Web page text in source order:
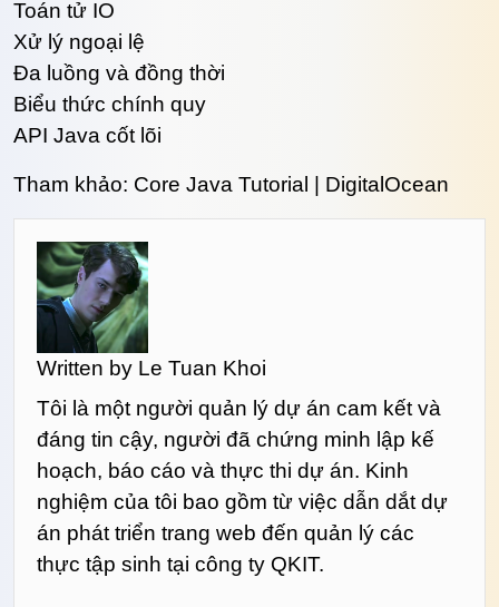
Toán tử IO
Xử lý ngoại lệ
Đa luồng và đồng thời
Biểu thức chính quy
API Java cốt lõi
Tham khảo: Core Java Tutorial | DigitalOcean
Written by Le Tuan Khoi
Tôi là một người quản lý dự án cam kết và
đáng tin cậy, người đã chứng minh lập kế
hoạch, báo cáo và thực thi dự án. Kinh
nghiệm của tôi bao gồm từ việc dẫn dắt dự
án phát triển trang web đến quản lý các
thực tập sinh tại công ty QKIT.